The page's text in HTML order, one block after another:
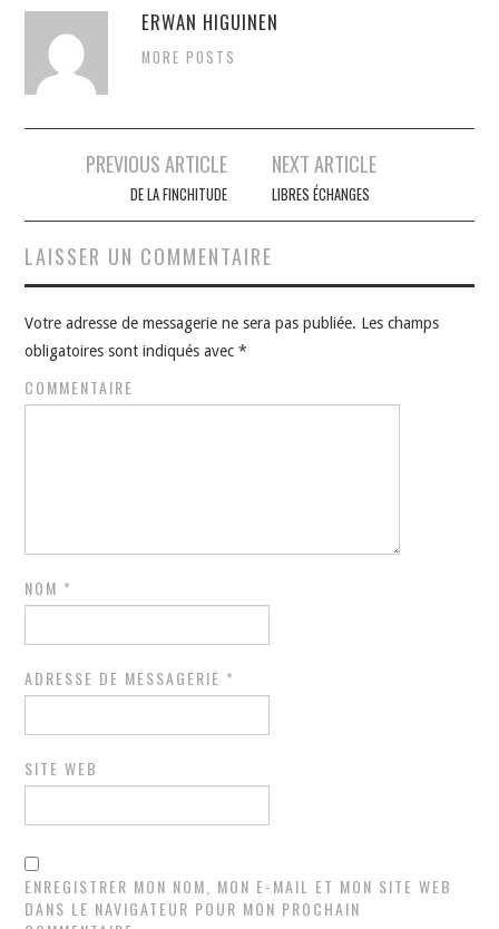
ERWAN HIGUINEN
MORE POSTS
Navigation
articles
PREVIOUS ARTICLE
DE LA FINCHITUDE
NEXT ARTICLE
LIBRES ÉCHANGES
LAISSER UN COMMENTAIRE
Votre adresse de messagerie ne sera pas publiée. Les champs
obligatoires sont indiqués avec*
COMMENTAIRE
NOM *
ADRESSE DE MESSAGERIE *
SITE WEB
ENREGISTRER MON NOM, MON E-MAIL ET MON SITE WEB
DANS LE NAVIGATEUR POUR MON PROCHAIN